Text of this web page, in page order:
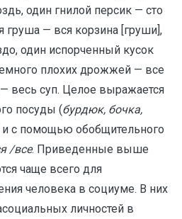
один гнилой персик — сто
груша — вся корзина [груши],
один испорченный кусок
плохих дрожжей — все
— весь суп. Целое выражается
посуды (бурдюк, бочка,
и с помощью обобщительного
/все. Приведенные выше
чаще всего для
человека в социуме. В них
личностей в